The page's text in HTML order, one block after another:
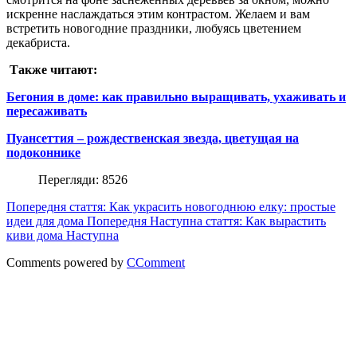
искренне наслаждаться этим контрастом. Желаем и вам
встретить новогодние праздники, любуясь цветением
декабриста.
Также читают:
Бегония в доме: как правильно выращивать, ухаживать и
пересаживать
Пуансеттия – рождественская звезда, цветущая на
подоконнике
Перегляди: 8526
Попередня стаття: Как украсить новогоднюю елку: простые
идеи для дома Попередня Наступна стаття: Как вырастить
киви дома Наступна
Comments powered by CComment